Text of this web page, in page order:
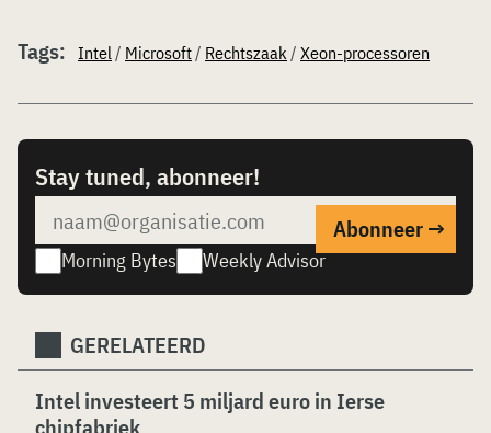
Tags: Intel/ Microsoft/ Rechtszaak/ Xeon-processoren
Stay tuned, abonneer!
Morning Bytes Weekly Advisor
GERELATEERD
Intel investeert 5 miljard euro in Ierse
chipfabriek